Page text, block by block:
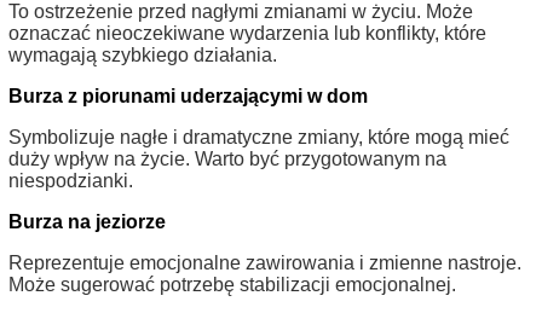
To ostrzeżenie przed nagłymi zmianami w życiu. Może
oznaczać nieoczekiwane wydarzenia lub konflikty, które
wymagają szybkiego działania.
Burza z piorunami uderzającymi w dom
Symbolizuje nagłe i dramatyczne zmiany, które mogą mieć
duży wpływ na życie. Warto być przygotowanym na
niespodzianki.
Burza na jeziorze
Reprezentuje emocjonalne zawirowania i zmienne nastroje.
Może sugerować potrzebę stabilizacji emocjonalnej.